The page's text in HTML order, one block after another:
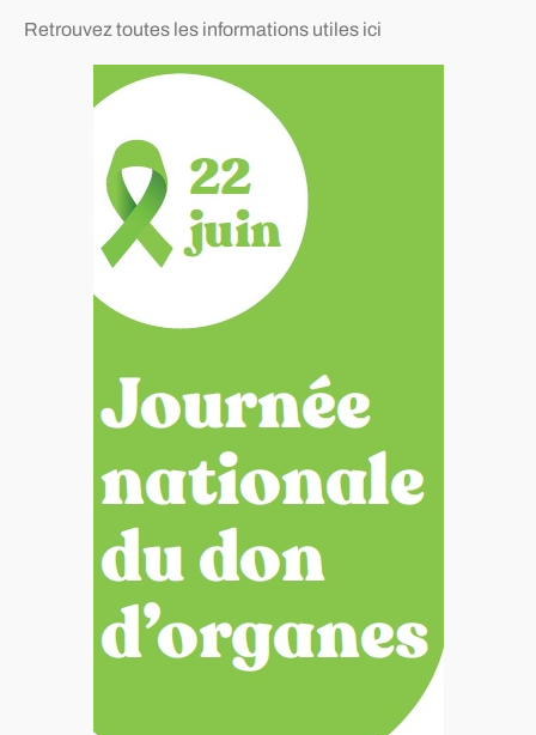
Retrouvez toutes les informations utiles ici